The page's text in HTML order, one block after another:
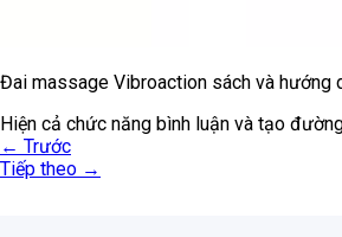
Đai massage Vibroaction sách và hướng
Hiện cả chức năng bình luận và tạo
← Trước
Tiếp theo →